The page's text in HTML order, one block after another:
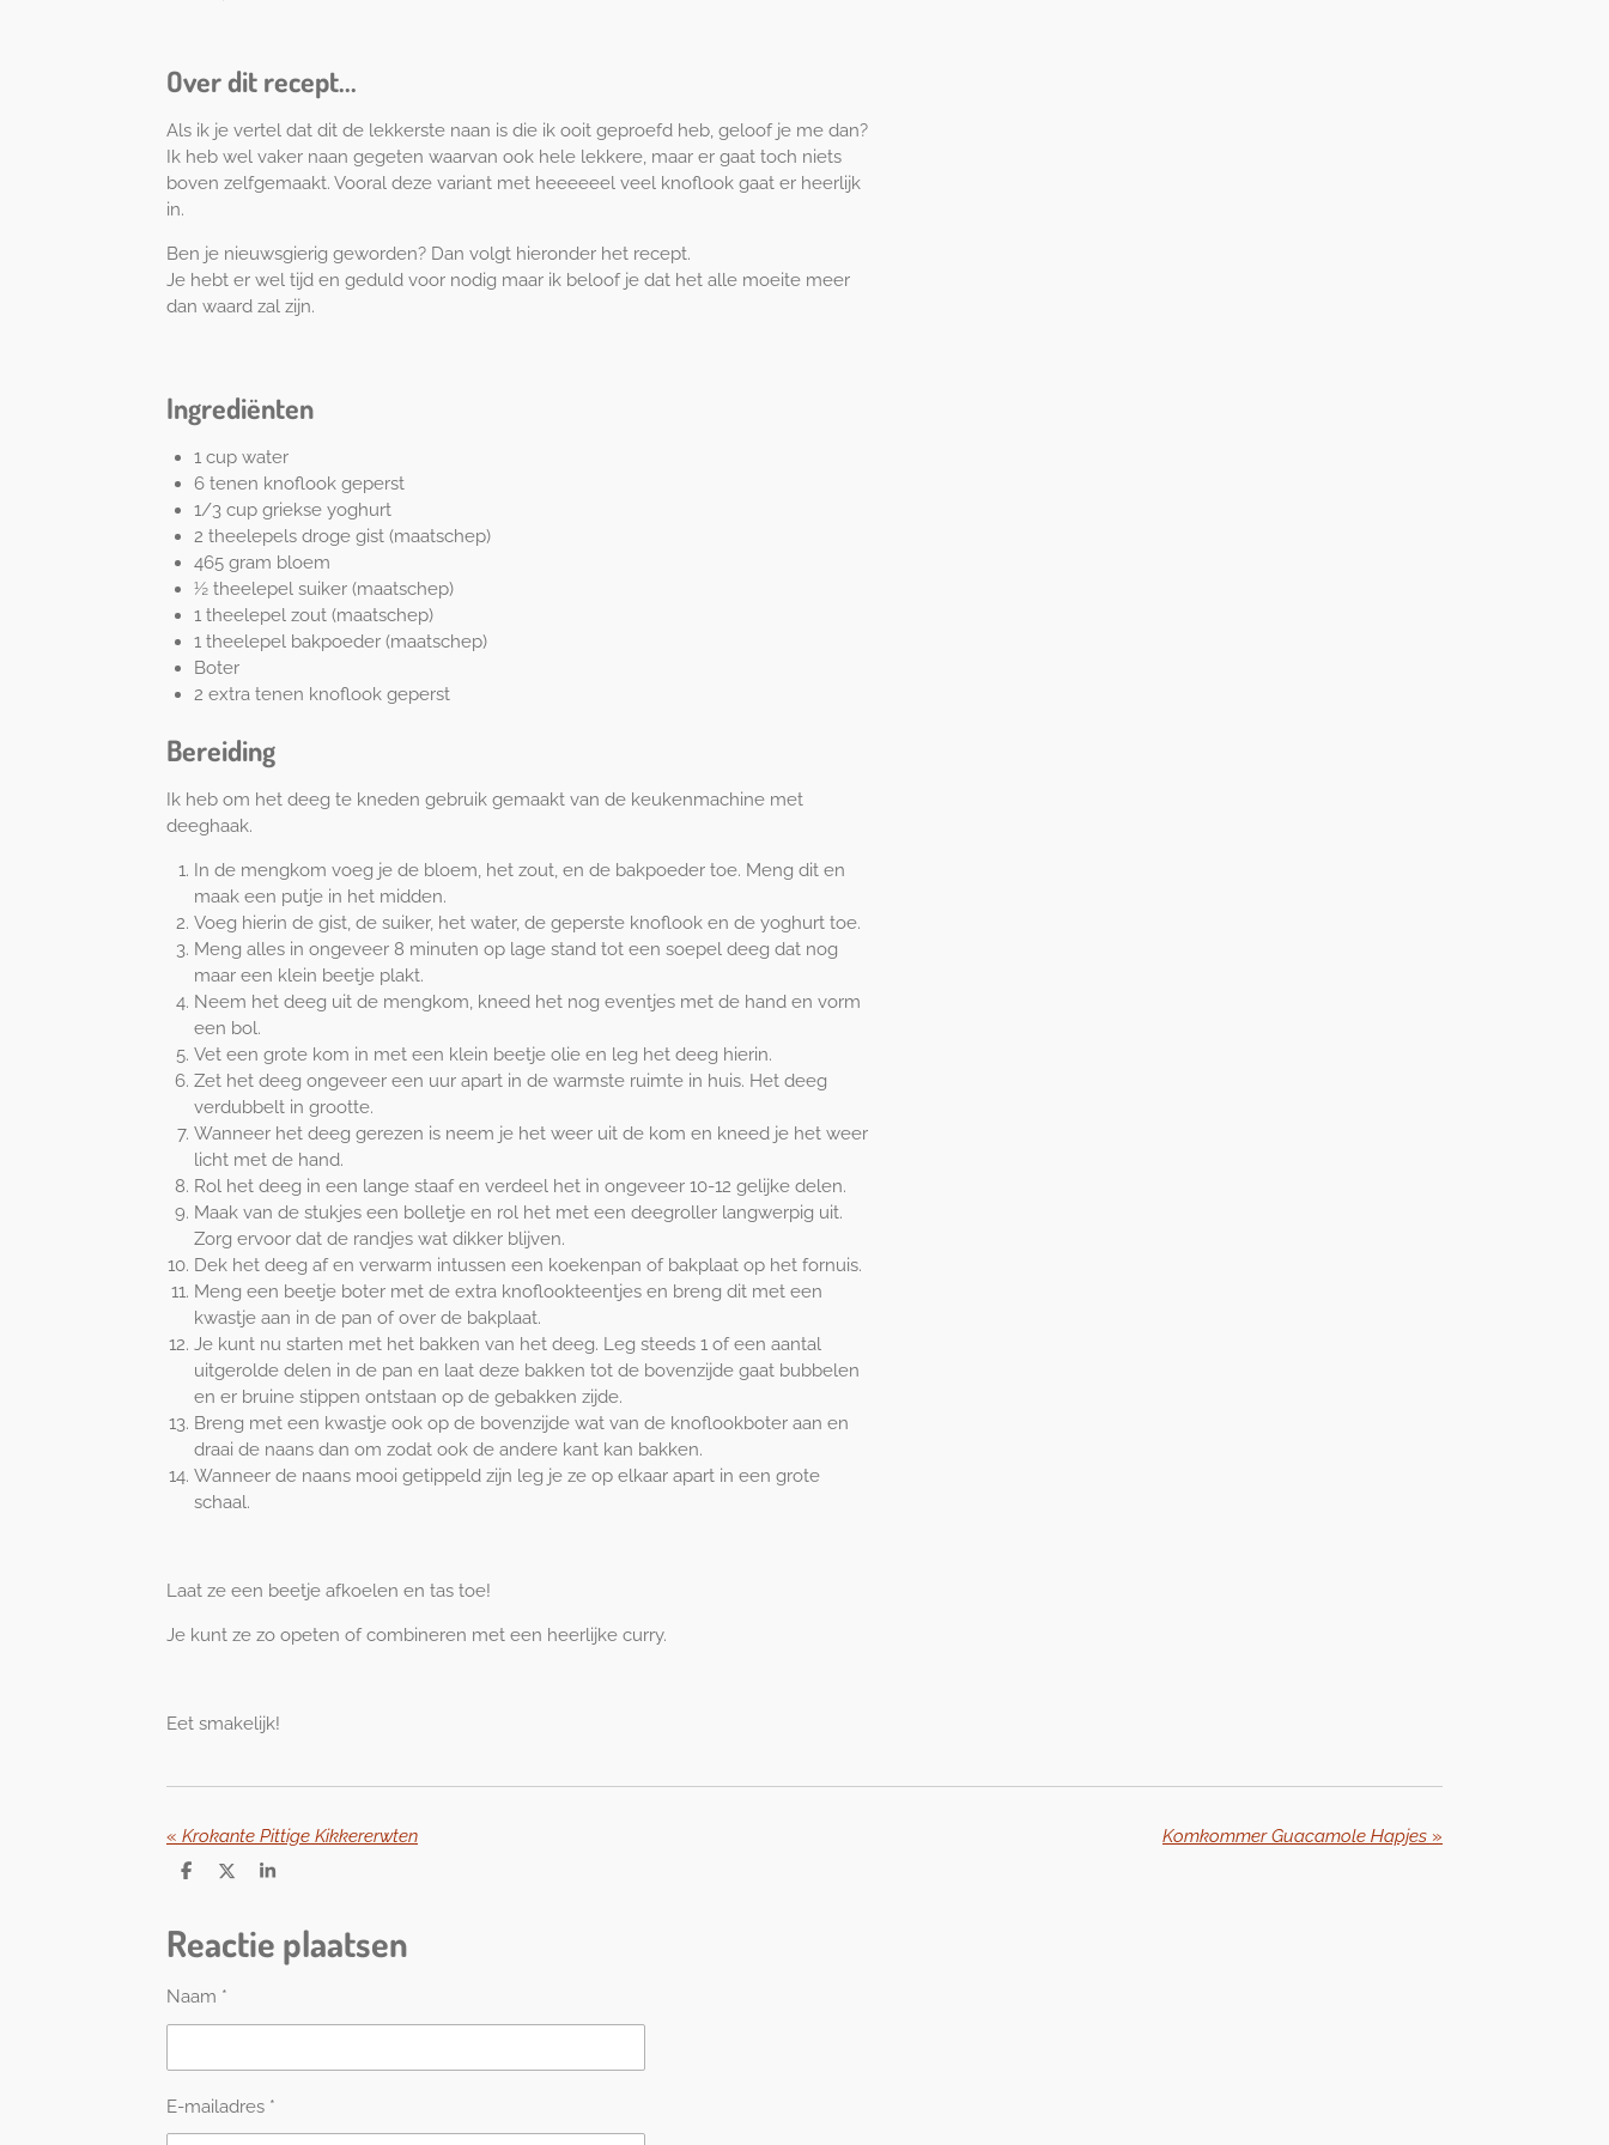
n
Over dit recept...
Als ik je vertel dat dit de lekkerste naan is die ik ooit geproefd heb, geloof je me dan?
Ik heb wel vaker naan gegeten waarvan ook hele lekkere, maar er gaat toch niets
boven zelfgemaakt. Vooral deze variant met heeeeeel veel knoflook gaat er heerlijk
in.
Ben je nieuwsgierig geworden? Dan volgt hieronder het recept.
Je hebt er wel tijd en geduld voor nodig maar ik beloof je dat het alle moeite meer
dan waard zal zijn.
Ingrediënten
1 cup water
6 tenen knoflook geperst
1/3 cup griekse yoghurt
2 theelepels droge gist (maatschep)
465 gram bloem
½ theelepel suiker (maatschep)
1 theelepel zout (maatschep)
1 theelepel bakpoeder (maatschep)
Boter
2 extra tenen knoflook geperst
Bereiding
Ik heb om het deeg te kneden gebruik gemaakt van de keukenmachine met
deeghaak.
In de mengkom voeg je de bloem, het zout, en de bakpoeder toe. Meng dit en
maak een putje in het midden.
Voeg hierin de gist, de suiker, het water, de geperste knoflook en de yoghurt toe.
Meng alles in ongeveer 8 minuten op lage stand tot een soepel deeg dat nog
maar een klein beetje plakt.
Neem het deeg uit de mengkom, kneed het nog eventjes met de hand en vorm
een bol.
Vet een grote kom in met een klein beetje olie en leg het deeg hierin.
Zet het deeg ongeveer een uur apart in de warmste ruimte in huis. Het deeg
verdubbelt in grootte.
Wanneer het deeg gerezen is neem je het weer uit de kom en kneed je het weer
licht met de hand.
Rol het deeg in een lange staaf en verdeel het in ongeveer 10-12 gelijke delen.
Maak van de stukjes een bolletje en rol het met een deegroller langwerpig uit.
Zorg ervoor dat de randjes wat dikker blijven.
Dek het deeg af en verwarm intussen een koekenpan of bakplaat op het fornuis.
Meng een beetje boter met de extra knoflookteentjes en breng dit met een
kwastje aan in de pan of over de bakplaat.
Je kunt nu starten met het bakken van het deeg. Leg steeds 1 of een aantal
uitgerolde delen in de pan en laat deze bakken tot de bovenzijde gaat bubbelen
en er bruine stippen ontstaan op de gebakken zijde.
Breng met een kwastje ook op de bovenzijde wat van de knoflookboter aan en
draai de naans dan om zodat ook de andere kant kan bakken.
Wanneer de naans mooi getippeld zijn leg je ze op elkaar apart in een grote
schaal.
Laat ze een beetje afkoelen en tas toe!
Je kunt ze zo opeten of combineren met een heerlijke curry.
Eet smakelijk!
« Krokante Pittige Kikkererwten Komkommer Guacamole Hapjes »
D
e
n
D
S
e
Reactie plaatsen
Naam *
E-mailadres *